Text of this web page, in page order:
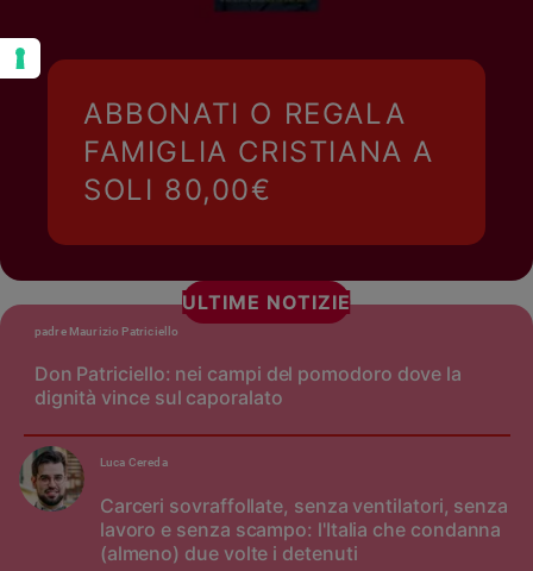
ABBONATI O REGALA
FAMIGLIA CRISTIANA A
SOLI 80,00€
ULTIME NOTIZIE
Don Patriciello: nei campi del pomodoro dove la
dignità vince sul caporalato
padre Maurizio Patriciello
Carceri sovraffollate, senza ventilatori, senza
lavoro e senza scampo: l'Italia che condanna
(almeno) due volte i detenuti
Luca Cereda